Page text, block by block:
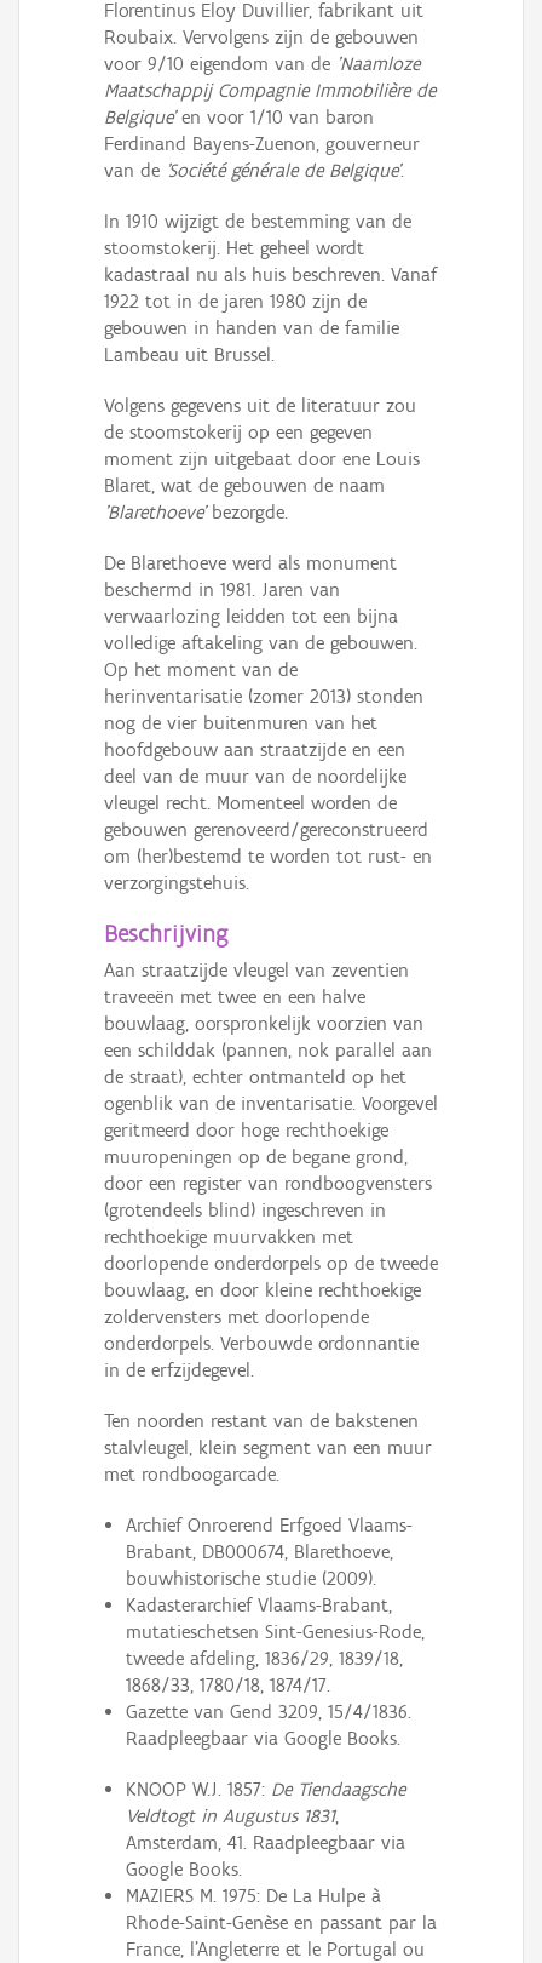
Florentinus Eloy Duvillier, fabrikant uit
Roubaix. Vervolgens zijn de gebouwen
voor 9/10 eigendom van de 'Naamloze
Maatschappij Compagnie Immobilière de
Belgique'en voor 1/10 van baron
Ferdinand Bayens-Zuenon, gouverneur
van de 'Société générale de Belgique'.
In 1910 wijzigt de bestemming van de
stoomstokerij. Het geheel wordt
kadastraal nu als huis beschreven. Vanaf
1922 tot in de jaren 1980 zijn de
gebouwen in handen van de familie
Lambeau uit Brussel.
Volgens gegevens uit de literatuur zou
de stoomstokerij op een gegeven
moment zijn uitgebaat door ene Louis
Blaret, wat de gebouwen de naam
'Blarethoeve'bezorgde.
De Blarethoeve werd als monument
beschermd in 1981. Jaren van
verwaarlozing leidden tot een bijna
volledige aftakeling van de gebouwen.
Op het moment van de
herinventarisatie (zomer 2013) stonden
nog de vier buitenmuren van het
hoofdgebouw aan straatzijde en een
deel van de muur van de noordelijke
vleugel recht. Momenteel worden de
gebouwen gerenoveerd/gereconstrueerd
om (her)bestemd te worden tot rust- en
verzorgingstehuis.
Beschrijving
Aan straatzijde vleugel van zeventien
traveeën met twee en een halve
bouwlaag, oorspronkelijk voorzien van
een schilddak (pannen, nok parallel aan
de straat), echter ontmanteld op het
ogenblik van de inventarisatie. Voorgevel
geritmeerd door hoge rechthoekige
muuropeningen op de begane grond,
door een register van rondboogvensters
(grotendeels blind) ingeschreven in
rechthoekige muurvakken met
doorlopende onderdorpels op de tweede
bouwlaag, en door kleine rechthoekige
zoldervensters met doorlopende
onderdorpels. Verbouwde ordonnantie
in de erfzijdegevel.
Ten noorden restant van de bakstenen
stalvleugel, klein segment van een muur
met rondboogarcade.
Archief Onroerend Erfgoed Vlaams-
Brabant, DB000674, Blarethoeve,
bouwhistorische studie (2009).
Kadasterarchief Vlaams-Brabant,
mutatieschetsen Sint-Genesius-Rode,
tweede afdeling, 1836/29, 1839/18,
1868/33, 1780/18, 1874/17.
Gazette van Gend 3209, 15/4/1836.
Raadpleegbaar via Google Books.
KNOOP W.J. 1857: De Tiendaagsche
Veldtogt in Augustus 1831,
Amsterdam, 41. Raadpleegbaar via
Google Books.
MAZIERS M. 1975: De La Hulpe à
Rhode-Saint-Genèse en passant par la
France, l'Angleterre et le Portugal ou